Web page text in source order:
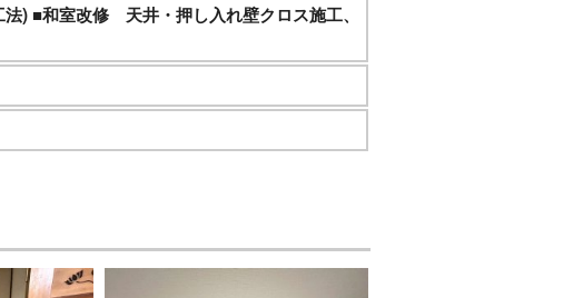
) ■和室改修 天井・押し入れ壁クロス施工、